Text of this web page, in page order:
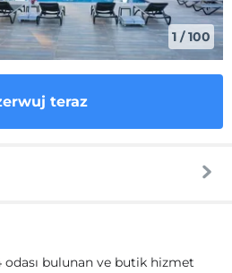
1 /100
teraz
bulunan ve butik hizmet